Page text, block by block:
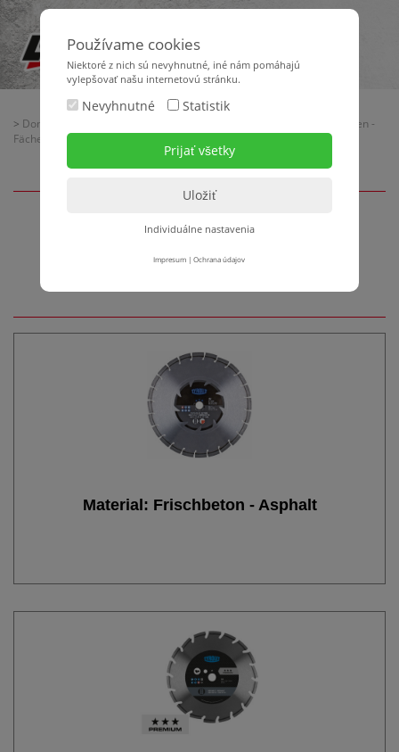
> Domov
Sägeblätter - Trennscheiben - Schruppscheiben -
Fächerscheiben
Diamant-Sägeblätter für
Fugenschneider
Material: Frischbeton - Asphalt
Používame cookies
Niektoré z nich sú nevyhnutné, iné nám pomáhajú
vylepšovať našu internetovú stránku.
Nevyhnutné Statistik
Individuálne nastavenia
Impresum |Ochrana údajov